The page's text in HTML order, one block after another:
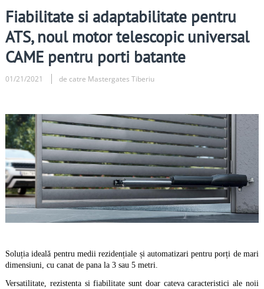
Fiabilitate si adaptabilitate pentru
ATS, noul motor telescopic universal
CAME pentru porti batante
01/21/2021 de catre Mastergates Tiberiu
Soluția ideală pentru medii rezidențiale și automatizari pentruporți de mari
dimensiuni, cu canat de pana la 3 sau 5 metri.
Versatilitate, rezistentasi fiabilitate sunt doar cateva caracteristici ale noii